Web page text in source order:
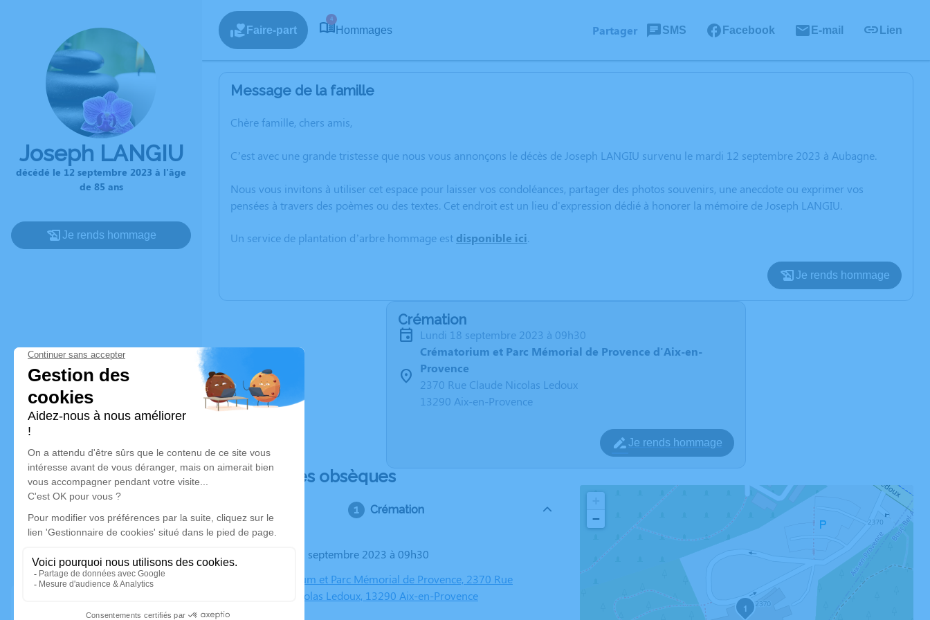
Joseph LANGIU
décédé le 12 septembre 2023 à l'âge
de 85 ans
Je rends hommage
Faire-part
4
Hommages Partager SMS Facebook E-mail Lien
Message de la famille
Chère famille, chers amis,
C’est avec une grande tristesse que nous vous annonçons le décès de Joseph LANGIU survenu le mardi 12 septembre 2023 à Aubagne.
Nous vous invitons à utiliser cet espace pour laisser vos condoléances, partager des photos souvenirs, une anecdote ou exprimer vos
pensées à travers des poèmes ou des textes. Cet endroit est un lieu d'expression dédié à honorer la mémoire de Joseph LANGIU.
Un service de plantation d’arbre hommage est disponible ici.
Je rends hommage
Crémation
lundi 18 septembre 2023 à 09h30
Crématorium et Parc Mémorial de Provence d'Aix-en-
Provence
2370 Rue Claude Nicolas Ledoux
13290 Aix-en-Provence
Je rends hommage
Déroulé des obsèques
Crémation
Le lundi 18 septembre 2023 à 09h30
Crématorium et Parc Mémorial de Provence, 2370 Rue
Claude Nicolas Ledoux, 13290 Aix-en-Provence
1
−